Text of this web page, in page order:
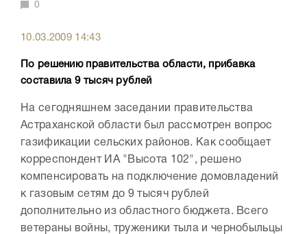
0
10.03.2009 14:43
По решению правительства области, прибавка
составила 9 тысяч рублей
На сегодняшнем заседании правительства
Астраханской области был рассмотрен вопрос
газификации сельских районов. Как сообщает
корреспондент ИА "Высота 102", решено
компенсировать на подключение домовладений
к газовым сетям до 9 тысяч рублей
дополнительно из областного бюджета. Всего
ветераны войны, труженики тыла и чернобыльцы